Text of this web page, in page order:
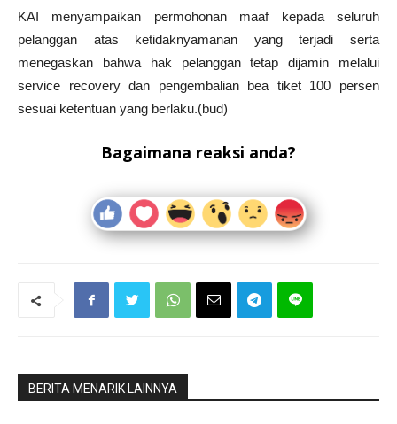
KAI menyampaikan permohonan maaf kepada seluruh
pelanggan atas ketidaknyamanan yang terjadi serta
menegaskan bahwa hak pelanggan tetap dijamin melalui
service recovery dan pengembalian bea tiket 100 persen
sesuai ketentuan yang berlaku.(bud)
Bagaimana reaksi anda?
BERITA MENARIK LAINNYA